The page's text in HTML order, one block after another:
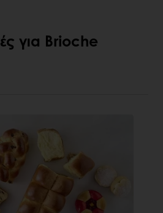
για Brioche